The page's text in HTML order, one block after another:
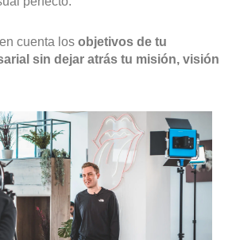
cuenta los objetivos de tu
sin dejar atrás tu misión, visión